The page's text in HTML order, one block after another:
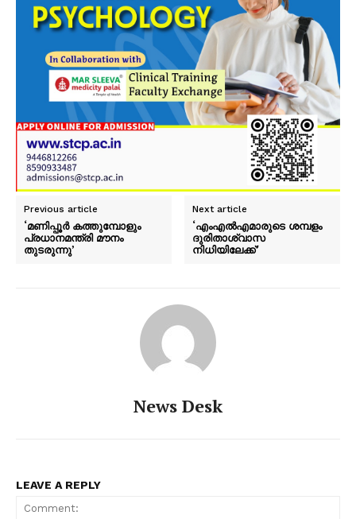
SUBSCRIBE NOW
PALA VISION
About
Contact us
Subscription Plans
My account
Grievance Redressal
Previous article
‘മണിപ്പൂർ കത്തുമ്പോളും
പ്രധാനമന്ത്രി മൗനം
തുടരുന്നു’
Next article
‘എംഎൽഎമാരുടെ ശമ്പളം
ദുരിതാശ്വാസ
നിധിയിലേക്ക്’
News Desk
LEAVE A REPLY